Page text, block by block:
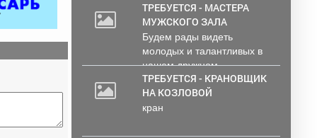
ТРЕБУЕТСЯ - МАСТЕРА
МУЖСКОГО ЗАЛА
Будем рады видеть
молодых и талантливых в
нашем дружном...
ТРЕБУЕТСЯ - КРАНОВЩИК
НА КОЗЛОВОЙ
кран